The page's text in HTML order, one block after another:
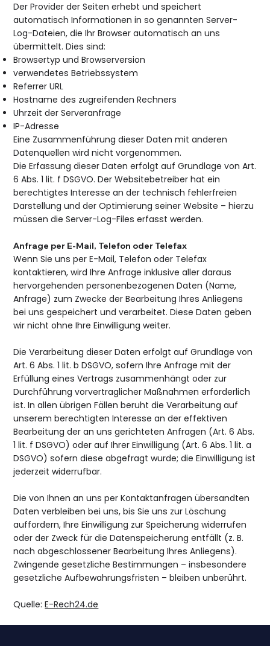
Der Provider der Seiten erhebt und speichert
automatisch Informationen in so genannten Server-
Log-Dateien, die Ihr Browser automatisch an uns
übermittelt. Dies sind:
Browsertyp und Browserversion
verwendetes Betriebssystem
Referrer URL
Hostname des zugreifenden Rechners
Uhrzeit der Serveranfrage
IP-Adresse
Eine Zusammenführung dieser Daten mit anderen
Datenquellen wird nicht vorgenommen.
Die Erfassung dieser Daten erfolgt auf Grundlage von Art.
6 Abs. 1 lit. f DSGVO. Der Websitebetreiber hat ein
berechtigtes Interesse an der technisch fehlerfreien
Darstellung und der Optimierung seiner Website – hierzu
müssen die Server-Log-Files erfasst werden.
Anfrage per E-Mail, Telefon oder Telefax
Wenn Sie uns per E-Mail, Telefon oder Telefax
kontaktieren, wird Ihre Anfrage inklusive aller daraus
hervorgehenden personenbezogenen Daten (Name,
Anfrage) zum Zwecke der Bearbeitung Ihres Anliegens
bei uns gespeichert und verarbeitet. Diese Daten geben
wir nicht ohne Ihre Einwilligung weiter.
Die Verarbeitung dieser Daten erfolgt auf Grundlage von
Art. 6 Abs. 1 lit. b DSGVO, sofern Ihre Anfrage mit der
Erfüllung eines Vertrags zusammenhängt oder zur
Durchführung vorvertraglicher Maßnahmen erforderlich
ist. In allen übrigen Fällen beruht die Verarbeitung auf
unserem berechtigten Interesse an der effektiven
Bearbeitung der an uns gerichteten Anfragen (Art. 6 Abs.
1 lit. f DSGVO) oder auf Ihrer Einwilligung (Art. 6 Abs. 1 lit. a
DSGVO) sofern diese abgefragt wurde; die Einwilligung ist
jederzeit widerrufbar.
Die von Ihnen an uns per Kontaktanfragen übersandten
Daten verbleiben bei uns, bis Sie uns zur Löschung
auffordern, Ihre Einwilligung zur Speicherung widerrufen
oder der Zweck für die Datenspeicherung entfällt (z. B.
nach abgeschlossener Bearbeitung Ihres Anliegens).
Zwingende gesetzliche Bestimmungen – insbesondere
gesetzliche Aufbewahrungsfristen – bleiben unberührt.
Quelle:E-Rech24.de